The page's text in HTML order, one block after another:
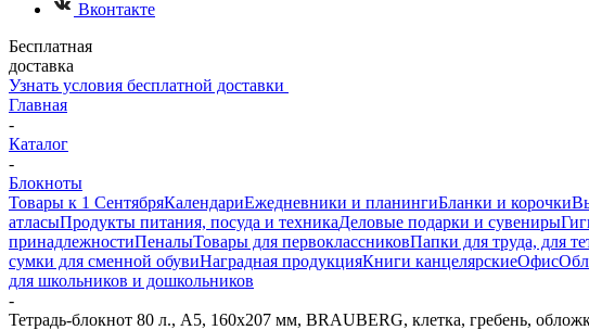
Вконтакте
Бесплатная
доставка
Узнать условия бесплатной доставки
Главная
-
Каталог
-
Блокноты
Товары к 1 СентябряКалендариЕжедневники и планингиБланки и корочки
атласыПродукты питания, посуда и техникаДеловые подарки и сувениры
принадлежностиПеналыТовары для первоклассниковПапки для труда, для
сумки для сменной обувиНаградная продукцияКниги канцелярскиеОфис
для школьников и дошкольников
-
Тетрадь-блокнот 80 л., А5, 160х207 мм, BRAUBERG, клетка, гребень,